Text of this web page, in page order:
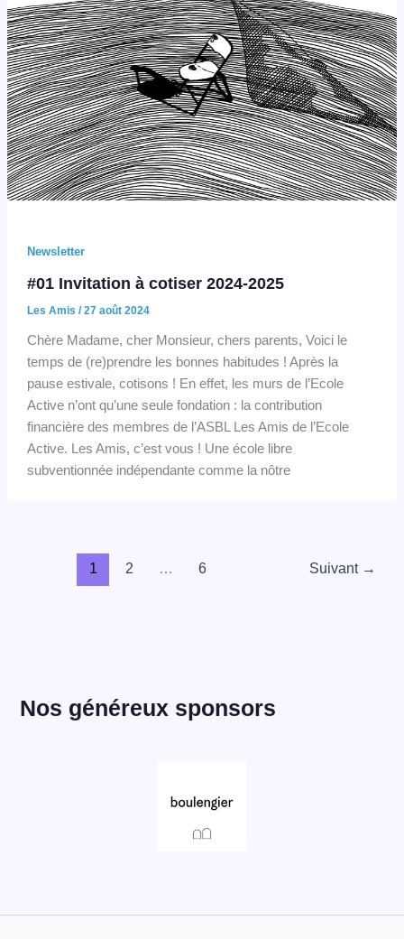
Newsletter
#01 Invitation à cotiser 2024-2025
Les Amis /27 août 2024
Chère Madame, cher Monsieur, chers parents, Voici le
temps de (re)prendre les bonnes habitudes ! Après la
pause estivale, cotisons ! En effet, les murs de l’Ecole
Active n’ont qu’une seule fondation : la contribution
financière des membres de l’ASBL Les Amis de l’Ecole
Active. Les Amis, c’est vous ! Une école libre
subventionnée indépendante comme la nôtre
1 2 … 6 Suivant →
Nos généreux sponsors